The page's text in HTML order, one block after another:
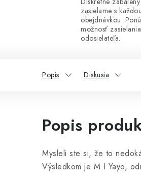
zasielame s každou
obejdnávkou.
možnosť
odosielateľa.
Popis Diskusia
Popis
Mysleli ste si, že to
Výsledkom je M I Yayo,